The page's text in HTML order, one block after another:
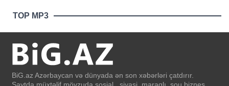
TOP MP3
BiG.az Azərbaycan və dünyada ən son xəbərləri çatdırır.